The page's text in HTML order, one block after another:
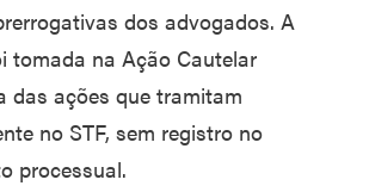
dos advogados. A
tomada na Ação Cautelar
das ações que tramitam
no STF, sem registro no
processual.